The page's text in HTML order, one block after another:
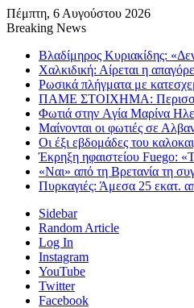
Πέμπτη, 6 Αυγούστου 2026
Breaking News
Βλαδίμηρος Κυριακίδης:
Χαλκιδική: Αίρεται η
Ρωσικά πλήγματα με
ΠΑΜΕ ΣΤΟΙΧΗΜΑ:
Φωτιά στην Aγία Μαρίνα
Μαίνονται οι φωτιές σε
Οι έξι εβδομάδες του
Έκρηξη ηφαιστείου Fuego:
«Ναι» από τη Βρετανία τη
Πυρκαγιές: Άμεσα 25 εκατ.
Sidebar
Random Article
Log In
Instagram
YouTube
Twitter
Facebook